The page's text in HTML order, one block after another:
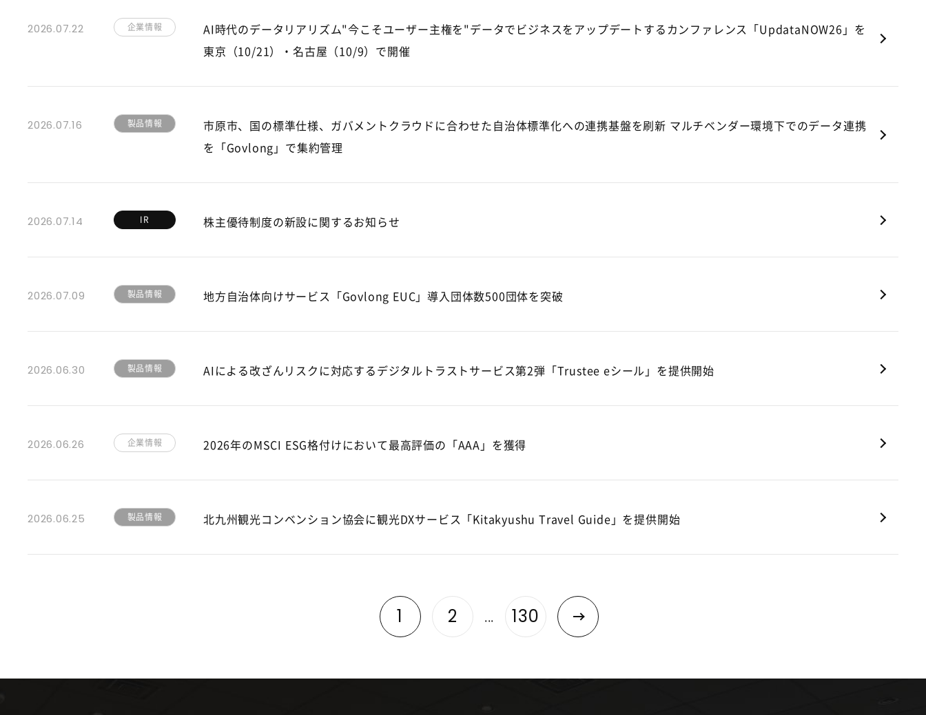
AI時代のデータリアリズム"今こそユーザー主権を"データでビジネスをアップデートするカンファレンス「UpdataNOW26」を
東京（10/21）・名古屋（10/9）で開催
2026.07.22 企業情報
市原市、国の標準仕様、ガバメントクラウドに合わせた自治体標準化への連携基盤を刷新 マルチベンダー環境下でのデータ連携
を「Govlong」で集約管理
2026.07.16 製品情報
株主優待制度の新設に関するお知らせ
2026.07.14 IR
地方自治体向けサービス「Govlong EUC」導入団体数500団体を突破
2026.07.09 製品情報
AIによる改ざんリスクに対応するデジタルトラストサービス第2弾「Trustee eシール」を提供開始
2026.06.30 製品情報
2026年のMSCI ESG格付けにおいて最高評価の「AAA」を獲得
2026.06.26 企業情報
北九州観光コンベンション協会に観光DXサービス「Kitakyushu Travel Guide」を提供開始
2026.06.25 製品情報
1 2 ... 130